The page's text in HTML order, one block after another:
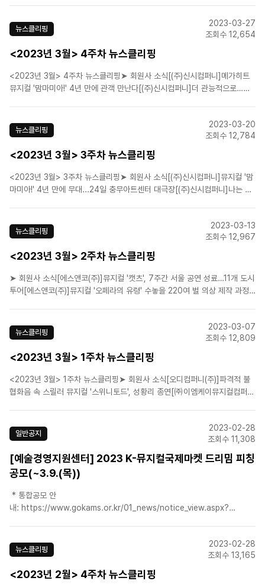
타' 개막...첫공 앞둔 배..
뉴스클리핑
2023-03-27
조회수 12,654
<2023년 3월> 4주차 뉴스클리핑
<2023년 3월> 4주차 뉴스클리핑➤ 회원사 소식[(주)신시컴퍼니]메가히트
뮤지컬 '맘마미아!' 4년 만에 관객 만난다[(주)신시컴퍼니]더 관능적으로…뮤
산서 30일 개막…조승우 등 41인 시츠..
뉴스클리핑
2023-03-20
조회수 12,784
<2023년 3월> 3주차 뉴스클리핑
<2023년 3월> 3주차 뉴스클리핑➤ 회원사 소식[(주)신시컴퍼니]뮤지컬 '맘
마미아!' 4년 만에 무대...24일 충무아트센터 대극장[(주)신시컴퍼니]나는 방
부산 공연, 새로운 캐릭터 포스터 ..
뉴스클리핑
2023-03-13
조회수 12,967
<2023년 3월> 2주차 뉴스클리핑
➤ 회원사 소식[에스앤코(주)]뮤지컬 '캣츠', 7주간 서울 공연 성료…11개 도시
투어[에스앤코(주)]뮤지컬 '오페라의 유령' 수놓을 220여 벌 의상 제작 과정
트]프랜치 뮤지컬 갈라콘서트 <..
뉴스클리핑
2023-03-07
조회수 12,809
<2023년 3월> 1주차 뉴스클리핑
<2023년 3월> 1주차 뉴스클리핑➤ 회원사 소식[오디컴퍼니(주)]파격적 불
협화음 속 스릴러 뮤지컬 '스위니토드', 성황리 종연[㈜이엠케이뮤지컬컴퍼
[에이치제이컬쳐(주)]탄생일에 막 오른다..
일반공지
2023-02-28
조회수 11,308
[예술경영지원센터] 2023 K-뮤지컬국제마켓 드리밈 피칭
공모(~3.9.(목))
* 통합공모 안
내: https://www.gokams.or.kr/01_news/notice_view.aspx?
일: ..
뉴스클리핑
2023-02-28
조회수 13,165
<2023년 2월> 4주차 뉴스클리핑